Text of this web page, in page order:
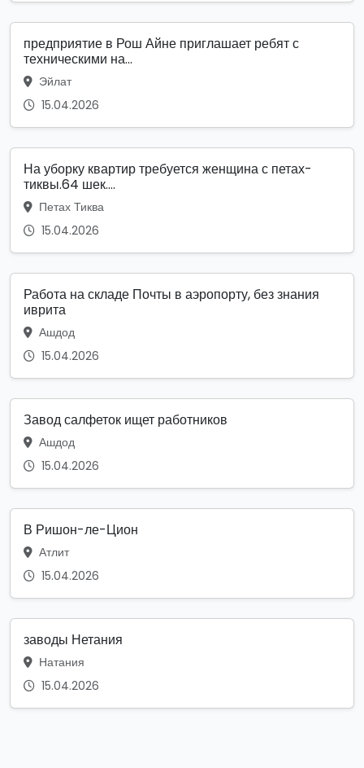
предприятие в Рош Айне приглашает ребят с
техническими на...
Эйлат
15.04.2026
На уборку квартир требуется женщина с петах-
тиквы.64 шек....
Петах Тиква
15.04.2026
Работа на складе Почты в аэропорту, без знания
иврита
Ашдод
15.04.2026
Завод салфеток ищет работников
Ашдод
15.04.2026
В Ришон-ле-Цион
Атлит
15.04.2026
заводы Нетания
Натания
15.04.2026